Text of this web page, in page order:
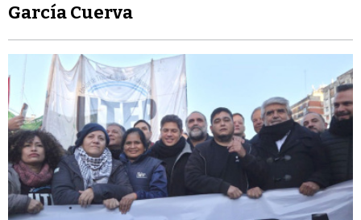
García Cuerva